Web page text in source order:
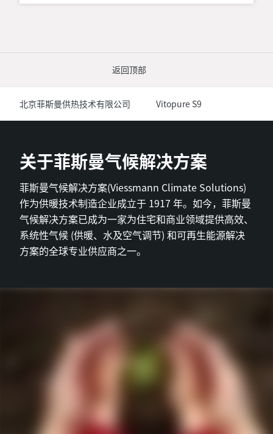
返回顶部
北京菲斯曼供热技术有限公司 Vitopure S9
关于菲斯曼气候解决方案
菲斯曼气候解决方案(Viessmann Climate Solutions)
作为供暖技术制造企业成立于 1917 年。如今，菲斯曼
气候解决方案已成为一家为住宅和商业领域提供高效、
系统性气候 (供暖、水及空气调节) 和可再生能源解决
方案的全球专业供应商之一。